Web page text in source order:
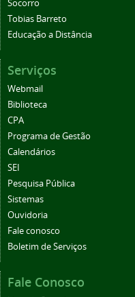
Socorro
Tobias Barreto
Educação a Distância
Serviços
Webmail
Biblioteca
CPA
Programa de Gestão
Calendários
SEI
Pesquisa Pública
Sistemas
Ouvidoria
Fale conosco
Boletim de Serviços
Fale Conosco